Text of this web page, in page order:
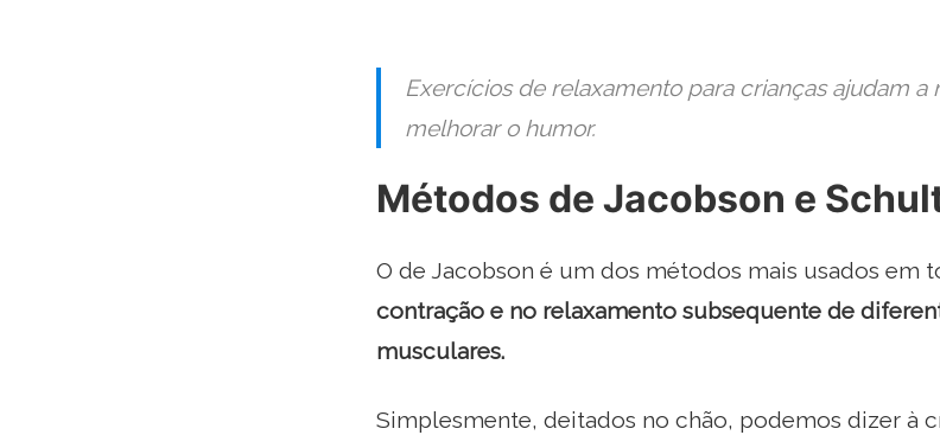
Exercícios de relaxamento para crianças ajudam a
melhorar o humor.
Métodos de Jacobson e
O de Jacobson é um dos métodos mais usados ​​em
contração e no relaxamento subsequente de
musculares.
Simplesmente, deitados no chão, podemos dizer à